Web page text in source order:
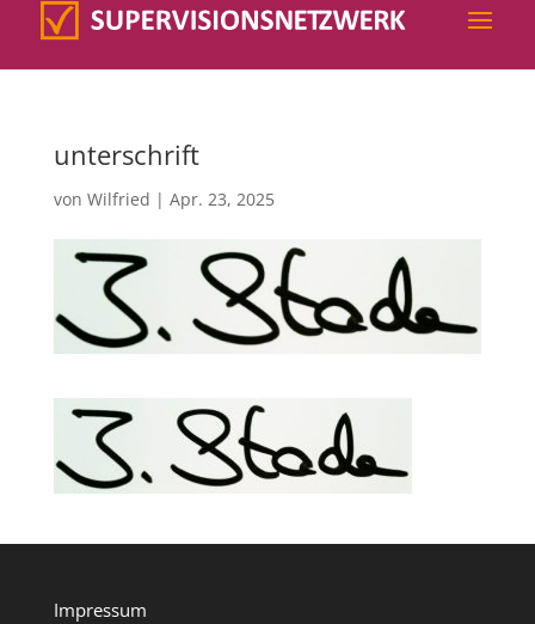
unterschrift
von Wilfried | Apr. 23, 2025
Impressum